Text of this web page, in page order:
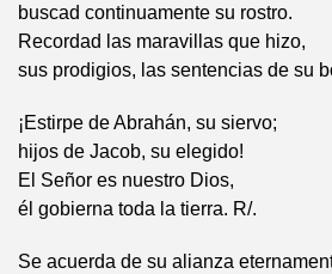
buscad continuamente su rostro.
Recordad las maravillas que hizo,
sus prodigios, las sentencias de su
¡Estirpe de Abrahán, su siervo;
hijos de Jacob, su elegido!
El Señor es nuestro Dios,
él gobierna toda la tierra. R/.
Se acuerda de su alianza